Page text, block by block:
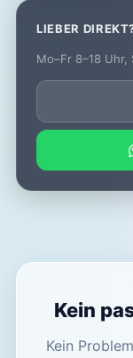
LIEBER
Mo–Fr 8–18
Kein
Kein